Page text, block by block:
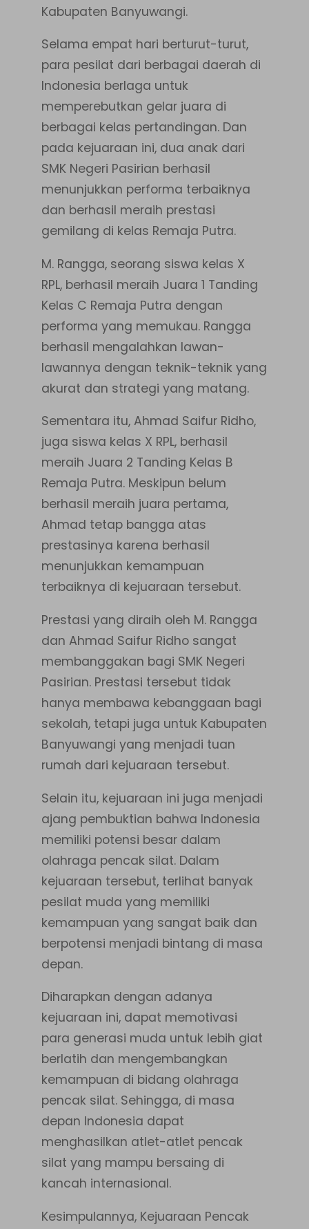
Kabupaten Banyuwangi.
Selama empat hari berturut-turut,
para pesilat dari berbagai daerah di
Indonesia berlaga untuk
memperebutkan gelar juara di
berbagai kelas pertandingan. Dan
pada kejuaraan ini, dua anak dari
SMK Negeri Pasirian berhasil
menunjukkan performa terbaiknya
dan berhasil meraih prestasi
gemilang di kelas Remaja Putra.
M. Rangga, seorang siswa kelas X
RPL, berhasil meraih Juara 1 Tanding
Kelas C Remaja Putra dengan
performa yang memukau. Rangga
berhasil mengalahkan lawan-
lawannya dengan teknik-teknik yang
akurat dan strategi yang matang.
Sementara itu, Ahmad Saifur Ridho,
juga siswa kelas X RPL, berhasil
meraih Juara 2 Tanding Kelas B
Remaja Putra. Meskipun belum
berhasil meraih juara pertama,
Ahmad tetap bangga atas
prestasinya karena berhasil
menunjukkan kemampuan
terbaiknya di kejuaraan tersebut.
Prestasi yang diraih oleh M. Rangga
dan Ahmad Saifur Ridho sangat
membanggakan bagi SMK Negeri
Pasirian. Prestasi tersebut tidak
hanya membawa kebanggaan bagi
sekolah, tetapi juga untuk Kabupaten
Banyuwangi yang menjadi tuan
rumah dari kejuaraan tersebut.
Selain itu, kejuaraan ini juga menjadi
ajang pembuktian bahwa Indonesia
memiliki potensi besar dalam
olahraga pencak silat. Dalam
kejuaraan tersebut, terlihat banyak
pesilat muda yang memiliki
kemampuan yang sangat baik dan
berpotensi menjadi bintang di masa
depan.
Diharapkan dengan adanya
kejuaraan ini, dapat memotivasi
para generasi muda untuk lebih giat
berlatih dan mengembangkan
kemampuan di bidang olahraga
pencak silat. Sehingga, di masa
depan Indonesia dapat
menghasilkan atlet-atlet pencak
silat yang mampu bersaing di
kancah internasional.
Kesimpulannya, Kejuaraan Pencak